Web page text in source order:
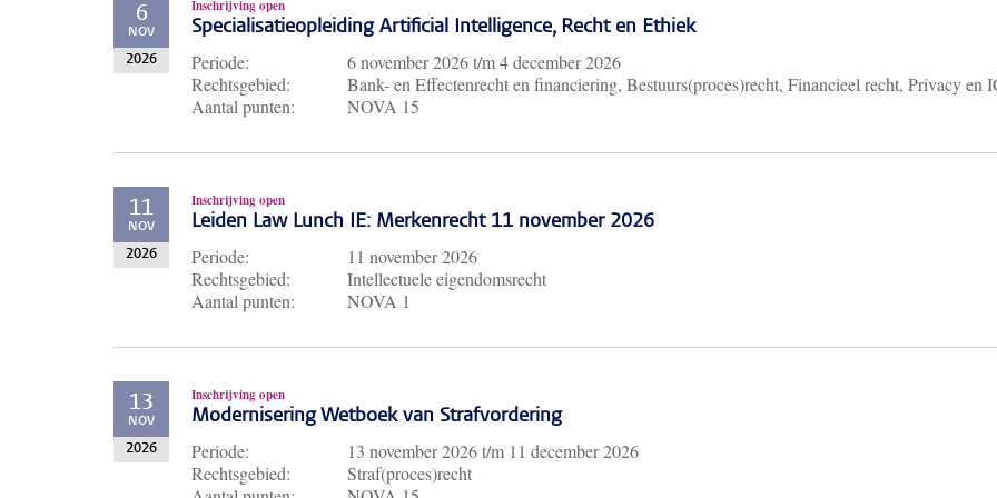
6
NOV
2026
Inschrijving open
Specialisatieopleiding Artificial Intelligence, Recht en Ethiek
Periode: 6 november 2026t/m4 december 2026
Rechtsgebied:
Bank- en Effectenrecht en financiering, Bestuurs(proces)recht, Financieel recht, Privacy en
Aantal punten:
NOVA 15
11
NOV
2026
Inschrijving open
Leiden Law Lunch IE: Merkenrecht 11 november 2026
Periode:
11 november 2026
Rechtsgebied:
Intellectuele eigendomsrecht
Aantal punten:
NOVA 1
13
NOV
2026
Inschrijving open
Modernisering Wetboek van Strafvordering
Periode: 13 november 2026t/m 11 december 2026
Rechtsgebied:
Straf(proces)recht